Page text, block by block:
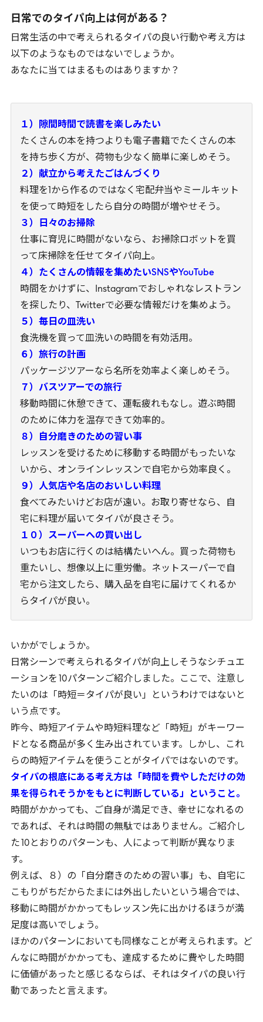
日常でのタイパ向上は何がある？
日常生活の中で考えられるタイパの良い行動や考え方は
以下のようなものではないでしょうか。
あなたに当てはまるものはありますか？
１）隙間時間で読書を楽しみたい
たくさんの本を持つよりも電子書籍でたくさんの本
を持ち歩く方が、荷物も少なく簡単に楽しめそう。
２）献立から考えたごはんづくり
料理を1から作るのではなく宅配弁当やミールキット
を使って時短をしたら自分の時間が増やせそう。
３）日々のお掃除
仕事に育児に時間がないなら、お掃除ロボットを買
って床掃除を任せてタイパ向上。
４）たくさんの情報を集めたいSNSやYouTube
時間をかけずに、Instagramでおしゃれなレストラン
を探したり、Twitterで必要な情報だけを集めよう。
５）毎日の皿洗い
食洗機を買って皿洗いの時間を有効活用。
６）旅行の計画
パッケージツアーなら名所を効率よく楽しめそう。
７）バスツアーでの旅行
移動時間に休憩できて、運転疲れもなし。遊ぶ時間
のために体力を温存できて効率的。
８）自分磨きのための習い事
レッスンを受けるために移動する時間がもったいな
いから、オンラインレッスンで自宅から効率良く。
９）人気店や名店のおいしい料理
食べてみたいけどお店が遠い。お取り寄せなら、自
宅に料理が届いてタイパが良さそう。
１０）スーパーへの買い出し
いつもお店に行くのは結構たいへん。買った荷物も
重たいし、想像以上に重労働。ネットスーパーで自
宅から注文したら、購入品を自宅に届けてくれるか
らタイパが良い。
いかがでしょうか。
日常シーンで考えられるタイパが向上しそうなシチュエ
ーションを 10パターンご紹介しました。ここで、注意し
たいのは「時短＝タイパが良い」というわけではないと
いう点です。
昨今、時短アイテムや時短料理など「時短」がキーワー
ドとなる商品が多く生み出されています。しかし、これ
らの時短アイテムを使うことがタイパではないのです。
タイパの根底にある考え方は「時間を費やしただけの効
果を得られそうかをもとに判断している」ということ。
時間がかかっても、ご自身が満足でき、幸せになれるの
であれば、それは時間の無駄ではありません。ご紹介し
た 10 とおりのパターンも、人によって判断が異なりま
す。
例えば、８）の「自分磨きのための習い事」も、自宅に
こもりがちだからたまには外出したいという場合では、
移動に時間がかかってもレッスン先に出かけるほうが満
足度は高いでしょう。
ほかのパターンにおいても同様なことが考えられます。ど
んなに時間がかかっても、達成するために費やした時間
に価値があったと感じるならば、それはタイパの良い行
動であったと言えます。